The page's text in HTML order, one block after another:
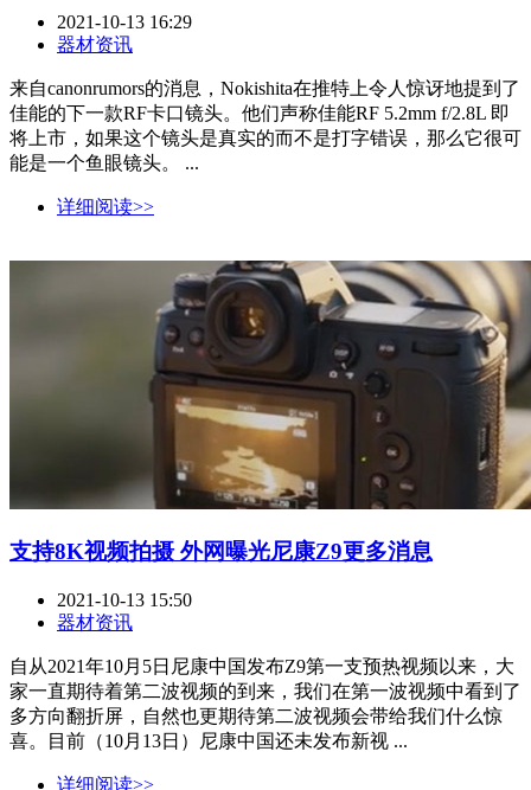
2021-10-13 16:29
器材资讯
来自canonrumors的消息，Nokishita在推特上令人惊讶地提到了
佳能的下一款RF卡口镜头。他们声称佳能RF 5.2mm f/2.8L 即
将上市，如果这个镜头是真实的而不是打字错误，那么它很可
能是一个鱼眼镜头。 ...
详细阅读>>
支持8K视频拍摄 外网曝光尼康Z9更多消息
2021-10-13 15:50
器材资讯
自从2021年10月5日尼康中国发布Z9第一支预热视频以来，大
家一直期待着第二波视频的到来，我们在第一波视频中看到了
多方向翻折屏，自然也更期待第二波视频会带给我们什么惊
喜。目前（10月13日）尼康中国还未发布新视 ...
详细阅读>>